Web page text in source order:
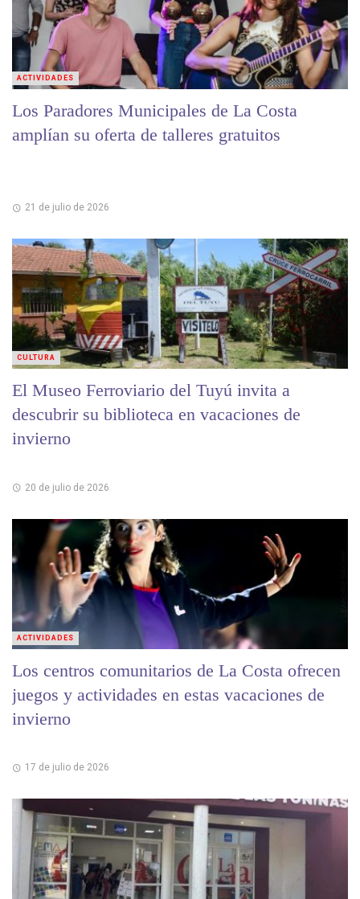
Los Paradores Municipales de La Costa
amplían su oferta de talleres gratuitos
21 de julio de 2026
ACTIVIDADES
El Museo Ferroviario del Tuyú invita a
descubrir su biblioteca en vacaciones de
invierno
20 de julio de 2026
CULTURA
Los centros comunitarios de La Costa ofrecen
juegos y actividades en estas vacaciones de
invierno
17 de julio de 2026
ACTIVIDADES